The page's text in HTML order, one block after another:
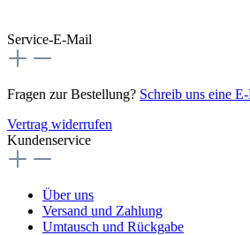
Service-E-Mail
Fragen zur Bestellung? Schreib uns eine
Vertrag widerrufen
Kundenservice
Über uns
Versand und Zahlung
Umtausch und Rückgabe